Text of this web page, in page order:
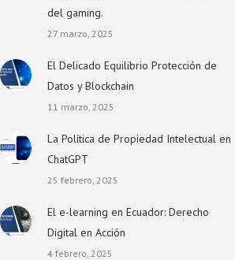
del gaming.
27 marzo, 2025
El Delicado Equilibrio Protección de
Datos y Blockchain
11 marzo, 2025
La Política de Propiedad Intelectual en
ChatGPT
25 febrero, 2025
El e-learning en Ecuador: Derecho
Digital en Acción
4 febrero, 2025